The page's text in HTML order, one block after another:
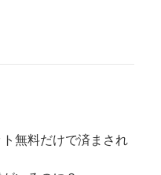
無料だけで済まされ